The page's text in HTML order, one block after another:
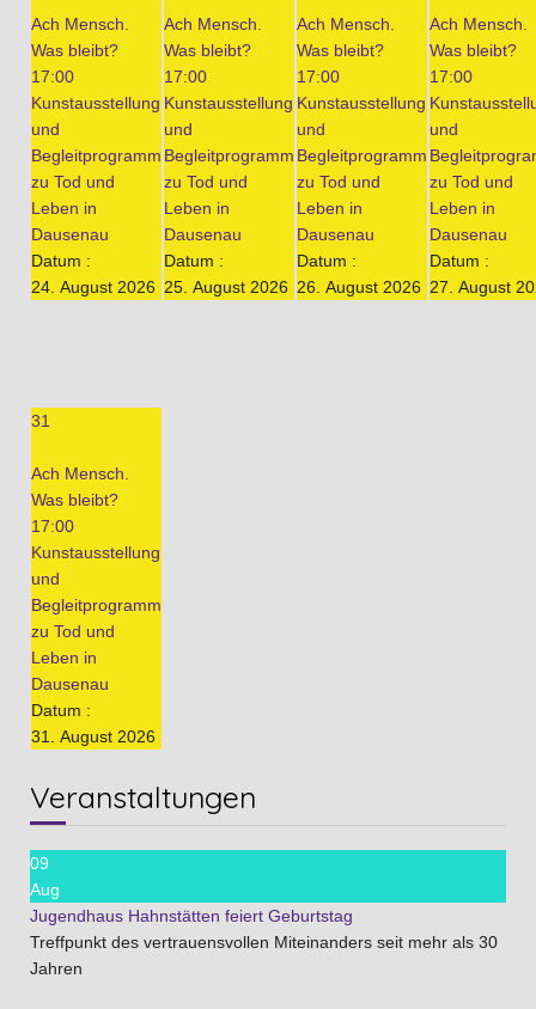
Ach Mensch.
Was bleibt?
17:00
Kunstausstellung
und
Begleitprogramm
zu Tod und
Leben in
Dausenau
Datum :
24. August 2026
Ach Mensch.
Was bleibt?
17:00
Kunstausstellung
und
Begleitprogramm
zu Tod und
Leben in
Dausenau
Datum :
25. August 2026
Ach Mensch.
Was bleibt?
17:00
Kunstausstellung
und
Begleitprogramm
zu Tod und
Leben in
Dausenau
Datum :
26. August 2026
Ach Mensch.
Was bleibt?
17:00
und
zu Tod und
Leben in
Dausenau
Datum :
27. August
31
Ach Mensch.
Was bleibt?
17:00
Kunstausstellung
und
Begleitprogramm
zu Tod und
Leben in
Dausenau
Datum :
31. August 2026
Veranstaltungen
09
Aug
Jugendhaus Hahnstätten feiert Geburtstag
Treffpunkt des vertrauensvollen Miteinanders seit mehr als 30
Jahren